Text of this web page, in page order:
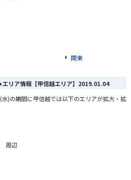
関東
リア情報【甲信越エリア】 2019.01.04
)の期間に甲信越では以下のエリアが拡大・拡
周辺